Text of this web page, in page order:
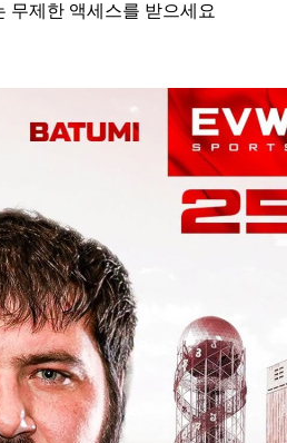
무제한 액세스를 받으세요